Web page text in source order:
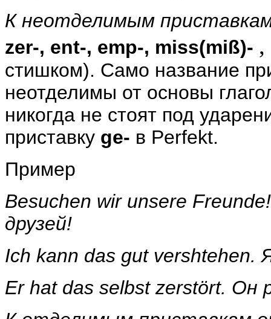
К неотделимым
zer-, ent-, emp-, miss(miß)- ,
стишком). Само название
неотделимы от основы
никогда не стоят под
приставку ge- в Perfekt.
Пример
Besuchen wir unsere
друзей!
Ich kann das gut vershtehen.
Er hat das selbst zerstört. Он